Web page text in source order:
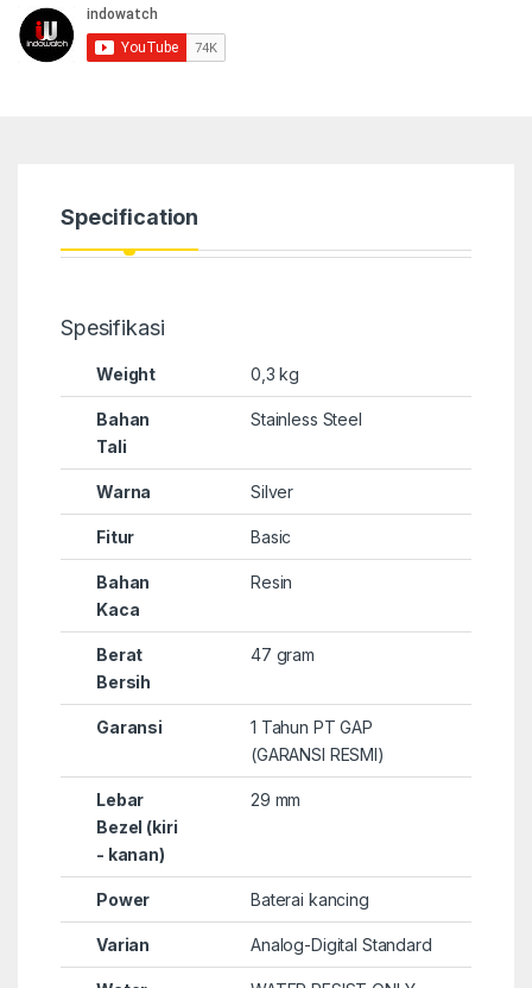
Specification
Spesifikasi
Weight 0,3 kg
Bahan
Tali
Stainless Steel
Warna Silver
Fitur Basic
Bahan
Kaca
Resin
Berat
Bersih
47 gram
Garansi
1 Tahun PT GAP
(GARANSI RESMI)
Lebar
Bezel (kiri
- kanan)
29 mm
Power Baterai kancing
Varian Analog-Digital Standard